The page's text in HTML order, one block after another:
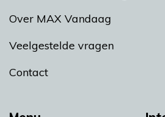
Over MAX Vandaag
Veelgestelde vragen
Contact